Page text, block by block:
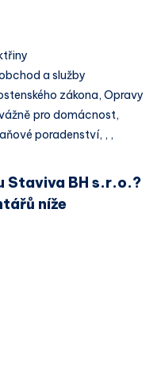
a služby
zákona, Opravy
pro domácnost,
poradenství, , ,
Staviva BH s.r.o.?
níže